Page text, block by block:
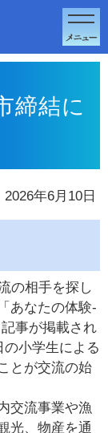
締結に
2026年6月10日
の相手を探し
あなたの体験-
事が掲載され
小学生による
とが交流の始
交流事業や漁
光、物産を通